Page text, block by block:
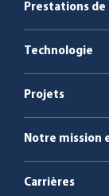
Prestations de
Service &
Technologie
Projets
Notre mission
Carrières